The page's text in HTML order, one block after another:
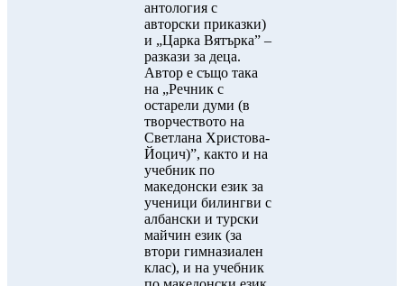
антология с
авторски приказки)
и „Царка Вятърка” –
разкази за деца.
Автор е също така
на „Речник с
остарели думи (в
творчеството на
Светлана Христова-
Йоцич)”, както и на
учебник по
македонски език за
ученици билингви с
албански и турски
майчин език (за
втори гимназиален
клас), и на учебник